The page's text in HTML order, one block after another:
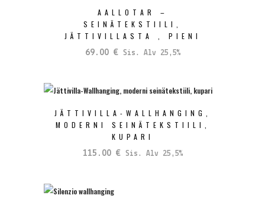
AALLOTAR –
SEINÄTEKSTIILI,
JÄTTIVILLASTA , PIENI
69.00 € Sis. Alv 25,5%
JÄTTIVILLA-WALLHANGING,
MODERNI SEINÄTEKSTIILI,
KUPARI
115.00 € Sis. Alv 25,5%